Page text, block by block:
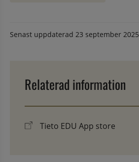
Senast uppdaterad 23 september 2025
Relaterad information
Tieto EDU App store